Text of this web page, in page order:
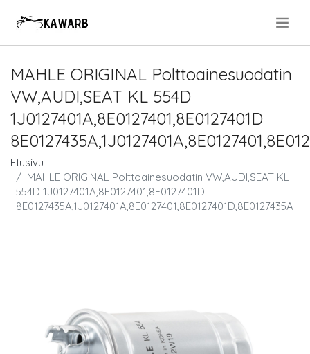
MAHLE ORIGINAL Polttoainesuodatin
VW,AUDI,SEAT KL 554D
1J0127401A,8E0127401,8E0127401D
Etusivu
MAHLE ORIGINAL Polttoainesuodatin VW,AUDI,SEAT KL
554D 1J0127401A,8E0127401,8E0127401D
8E0127435A,1J0127401A,8E0127401,8E0127401D,8E0127435A